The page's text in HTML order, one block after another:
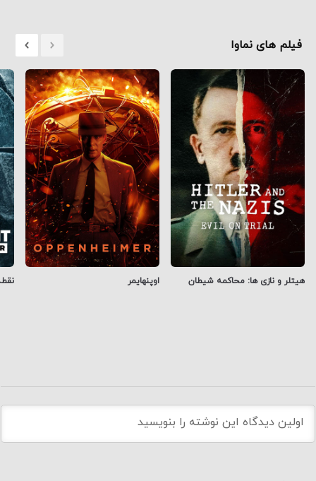
فیلم های نماوا
هیتلر و نازی ها: محاکمه شیطان اوپنهایمر